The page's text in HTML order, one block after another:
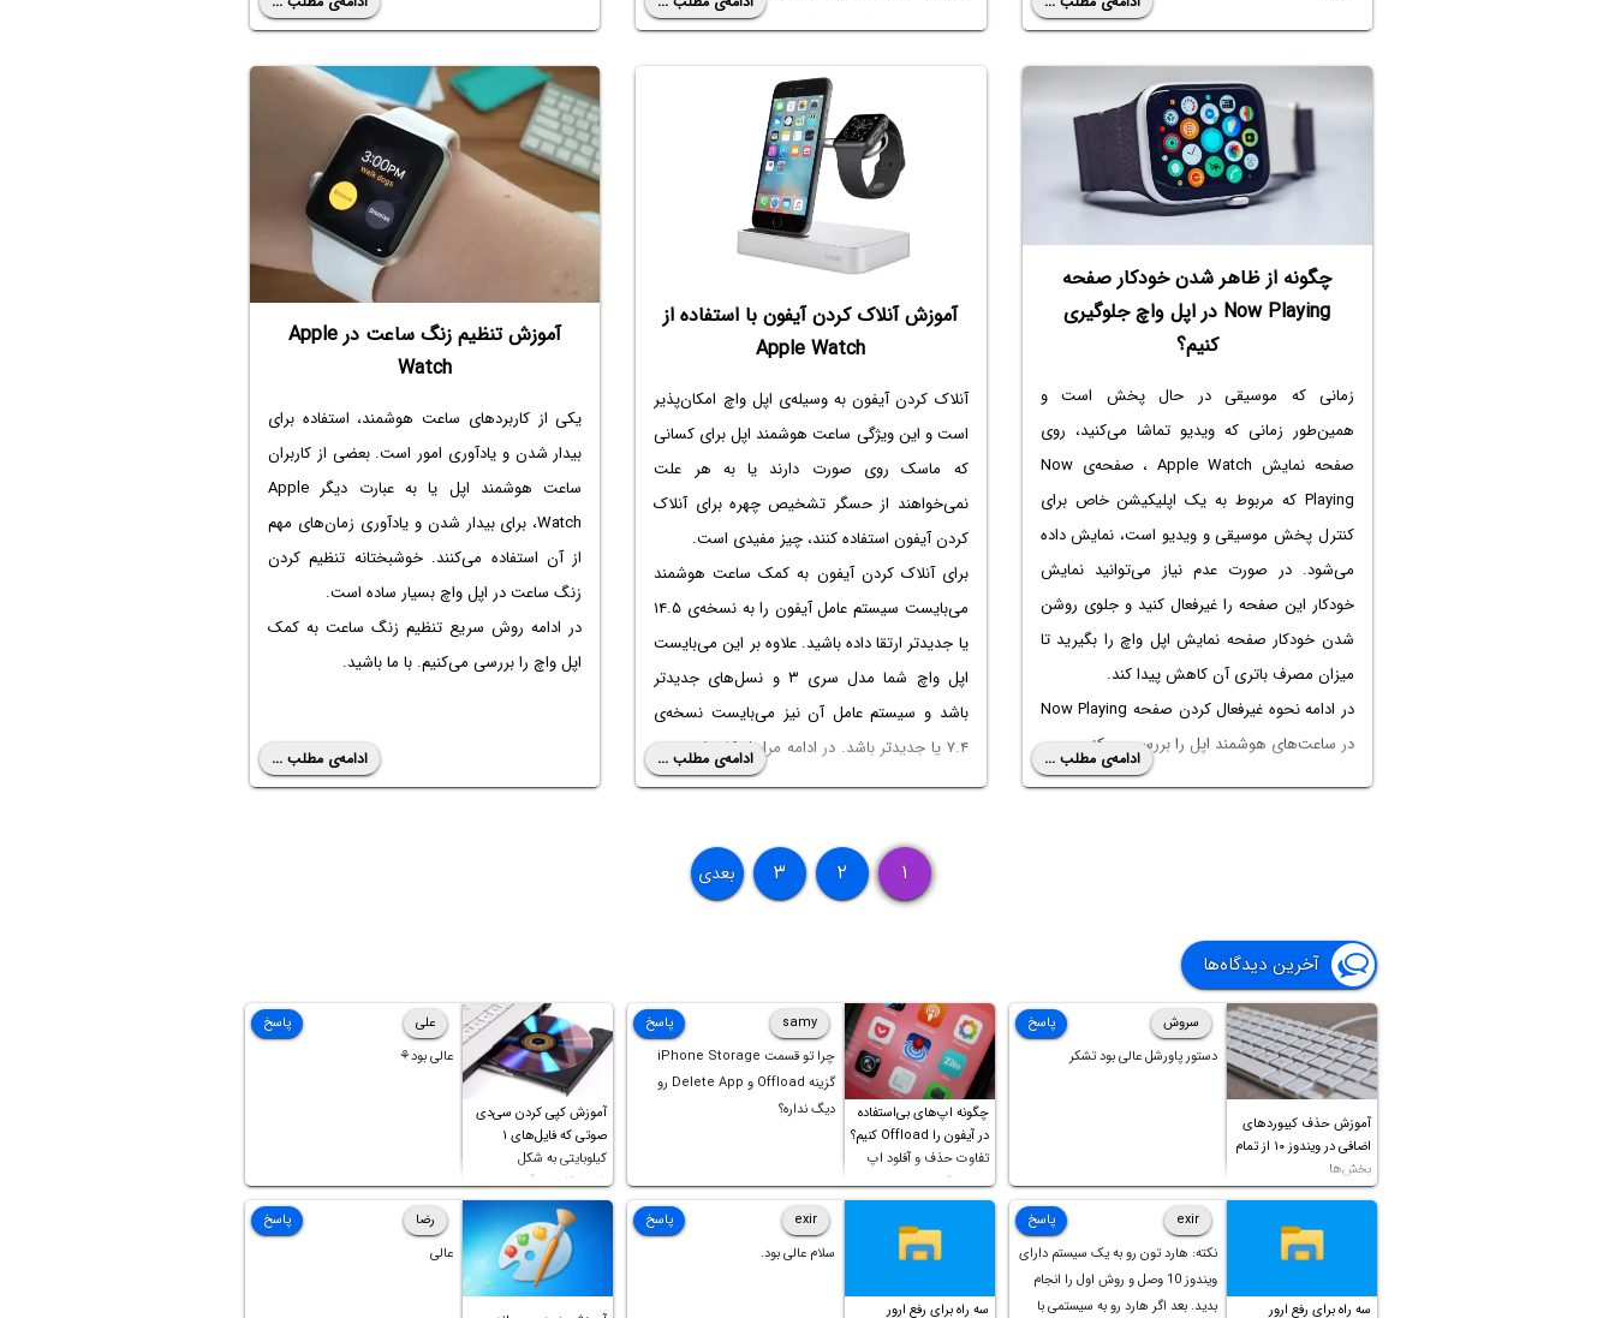
اپلیکیشن‌های Apple Watch را بررسی می‌کنیم. با
چگونه از ظاهر شدن خودکار صفحه
Now Playing در اپل واچ جلوگیری
کنیم؟
زمانی که موسیقی در حال پخش است و
همین‌طور زمانی که ویدیو تماشا می‌کنید، روی
صفحه نمایش Apple Watch ، صفحه‌ی Now
Playing که مربوط به یک اپلیکیشن خاص برای
کنترل پخش موسیقی و ویدیو است، نمایش داده
می‌شود. در صورت عدم نیاز می‌توانید نمایش
خودکار این صفحه را غیرفعال کنید و جلوی روشن
شدن خودکار صفحه نمایش اپل واچ را بگیرید تا
میزان مصرف باتری آن کاهش پیدا کند.
در ادامه نحوه غیرفعال کردن صفحه Now Playing
در ساعت‌های هوشمند اپل را بررسی می‌کنیم.
ادامه‌ی مطلب ...
آموزش آنلاک کردن آیفون با استفاده از
Apple Watch
آنلاک کردن آیفون به وسیله‌ی اپل واچ امکان‌پذیر
است و این ویژگی ساعت هوشمند اپل برای کسانی
که ماسک روی صورت دارند یا به هر علت
نمی‌خواهند از حسگر تشخیص چهره برای آنلاک
کردن آیفون استفاده کنند، چیز مفیدی است.
برای آنلاک کردن آیفون به کمک ساعت هوشمند
می‌بایست سیستم عامل آیفون را به نسخه‌ی ۱۴.۵
یا جدیدتر ارتقا داده باشید. علاوه بر این می‌بایست
اپل واچ شما مدل سری ۳ و نسل‌های جدیدتر
باشد و سیستم عامل آن نیز می‌بایست نسخه‌ی
۷.۴ یا جدیدتر باشد. در ادامه مراحل کار را توضیح
می‌دهیم.
ادامه‌ی مطلب ...
آموزش تنظیم زنگ ساعت در Apple
Watch
یکی از کاربردهای ساعت هوشمند، استفاده برای
بیدار شدن و یادآوری امور است. بعضی از کاربران
ساعت هوشمند اپل یا به عبارت دیگر Apple
Watch، برای بیدار شدن و یادآوری زمان‌های مهم
از آن استفاده می‌کنند. خوشبختانه تنظیم کردن
زنگ ساعت در اپل واچ بسیار ساده است.
در ادامه روش سریع تنظیم زنگ ساعت به کمک
اپل واچ را بررسی می‌کنیم. با ما باشید.
ادامه‌ی مطلب ...
۱ ۲ ۳ بعدی
آخرین دیدگاه‌ها
آموزش حذف کیبوردهای
اضافی در ویندوز ۱۰ از تمام
بخش‌ها
سروش
دستور پاورشل عالی بود تشکر
پاسخ
چگونه اپ‌های بی‌استفاده
در آیفون را Offload کنیم؟
تفاوت حذف و آفلود اپ
چیست؟
samy
چرا تو قسمت iPhone Storage
گزینه Offload و Delete App رو
دیگ نداره؟
پاسخ
آموزش کپی کردن سی‌دی
صوتی که فایل‌های ۱
کیلوبایتی به شکل
شورت‌کات در آن موجود
است!
علی
عالی بود⚘
پاسخ
سه راه برای رفع ارور
exir
نکته: هارد تون رو به یک سیستم دارای
ویندوز 10 وصل و روش اول را انجام
بدید. بعد اگر هارد رو به سیستمی با
پاسخ
سه راه برای رفع ارور
exir
سلام عالی بود.
پاسخ
رضا
عالی
پاسخ